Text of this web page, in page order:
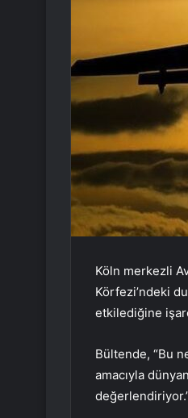
Köln merkezli
Körfezi’ndeki
etkilediğine
Bültende, “Bu
amacıyla